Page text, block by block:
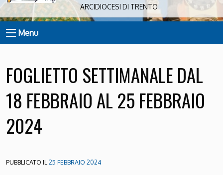
ARCIDIOCESI DI TRENTO
Menu
FOGLIETTO SETTIMANALE DAL
18 FEBBRAIO AL 25 FEBBRAIO
2024
PUBBLICATO IL25 FEBBRAIO 2024